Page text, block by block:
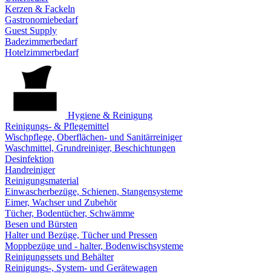
Kerzen & Fackeln
Gastronomiebedarf
Guest Supply
Badezimmerbedarf
Hotelzimmerbedarf
Hygiene & Reinigung
Reinigungs- & Pflegemittel
Wischpflege, Oberflächen- und Sanitärreiniger
Waschmittel, Grundreiniger, Beschichtungen
Desinfektion
Handreiniger
Reinigungsmaterial
Einwascherbezüge, Schienen, Stangensysteme
Eimer, Wachser und Zubehör
Tücher, Bodentücher, Schwämme
Besen und Bürsten
Halter und Bezüge, Tücher und Pressen
Moppbezüge und - halter, Bodenwischsysteme
Reinigungssets und Behälter
Reinigungs-, System- und Gerätewagen